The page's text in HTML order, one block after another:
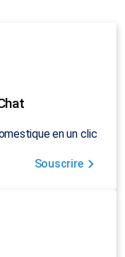
en un clic
Souscrire